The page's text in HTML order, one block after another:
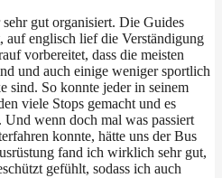
gut organisiert. Die Guides
auf englisch lief die Verständigung
vorbereitet, dass die meisten
und auch einige weniger sportlich
sind. So konnte jeder in seinem
viele Stops gemacht und es
wenn doch mal was passiert
konnte, hätte uns der Bus
fand ich wirklich sehr gut,
gefühlt, sodass ich auch